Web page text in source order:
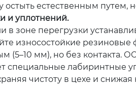
остыть естественным путем,
и уплотнений.
в зоне перегрузки
износостойкие
(5–10 мм), но без контакта.
специальные
чистоту в цехе и снижая